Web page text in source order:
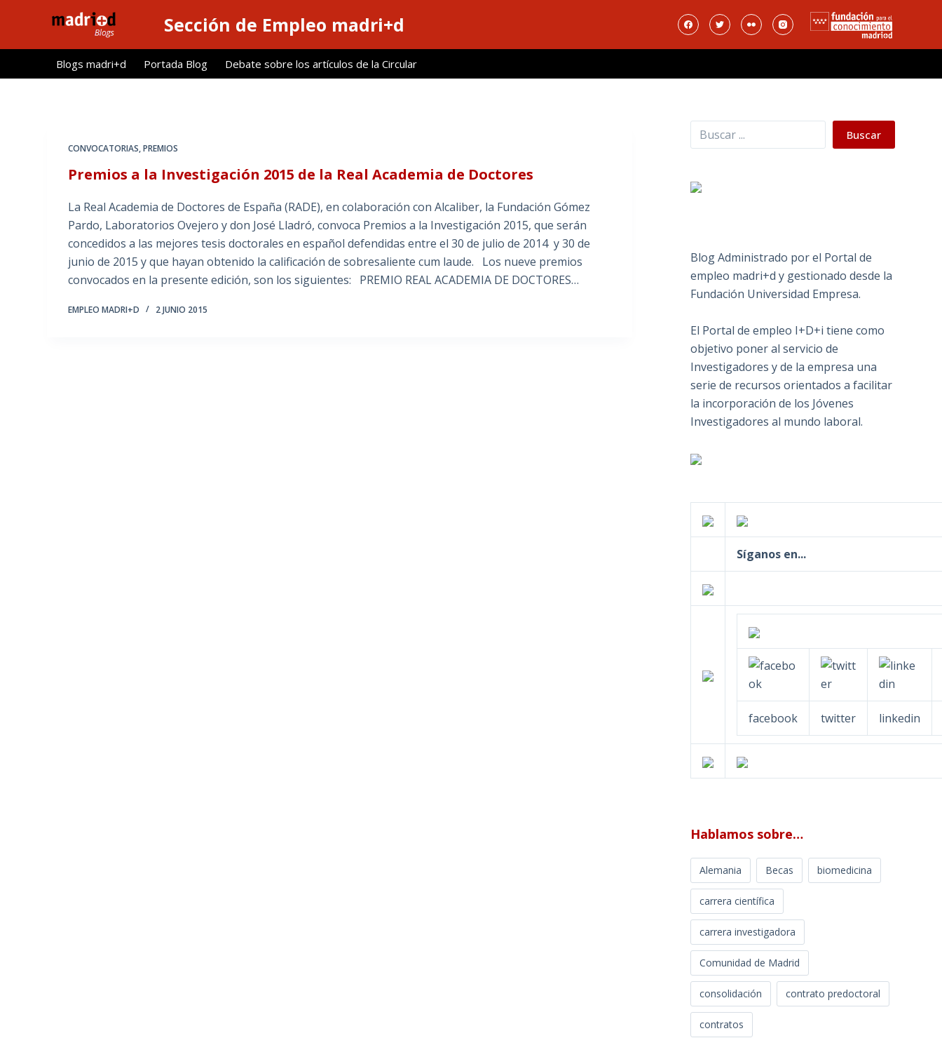
l
Sección de Empleo madri+d
Blogs madri+d Portada Blog Debate sobre los artículos de la Circular
CONVOCATORIAS,PREMIOS
Premios a la Investigación 2015 de la Real Academia de Doctores
La Real Academia de Doctores de España (RADE), en colaboración con Alcaliber, la Fundación Gómez
Pardo, Laboratorios Ovejero y don José Lladró, convoca Premios a la Investigación 2015, que serán
concedidos a las mejores tesis doctorales en español defendidas entre el 30 de julio de 2014 y 30 de
junio de 2015 y que hayan obtenido la calificación de sobresaliente cum laude. Los nueve premios
convocados en la presente edición, son los siguientes: PREMIO REAL ACADEMIA DE DOCTORES…
EMPLEO MADRI+D 2 JUNIO 2015
Buscar Buscar
Blog Administrado por el Portal de
empleo madri+d y gestionado desde la
Fundación Universidad Empresa.
El Portal de empleo I+D+i tiene como
objetivo poner al servicio de
Investigadores y de la empresa una
serie de recursos orientados a facilitar
la incorporación de los Jóvenes
Investigadores al mundo laboral.
Síganos en...
facebook twitter linkedin
Hablamos sobre…
Alemania Becas biomedicina
carrera científica
carrera investigadora
Comunidad de Madrid
consolidación contrato predoctoral
contratos